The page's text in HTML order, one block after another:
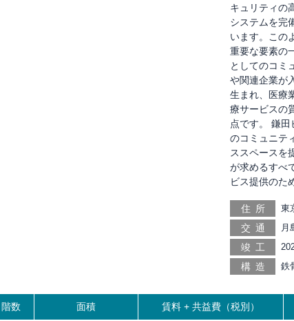
キュリティの
システムを完
います。この
重要な要素の
としてのコミ
や関連企業が
生まれ、医療
療サービスの
点です。 鎌
のコミュニテ
ススペースを
が求めるすべ
ビス提供のた
住所 東
交通
月
前
竣工
構造 鉄
階数 面積 賃料 + 共益費（税別）